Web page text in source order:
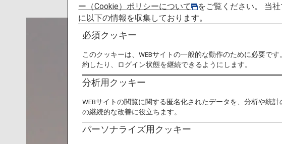
ー（Cookie）ポリシーについて
をご覧ください。 当
に以下の情報を収集しております。
必須クッキー
このクッキーは、WEBサイトの一般的な動作のために必要で
約したり、ログイン状態を継続できるようにします。
分析用クッキー
WEBサイトの閲覧に関する匿名化されたデータを、分析や統計
の継続的な改善に役立ちます。
パーソナライズ用クッキー